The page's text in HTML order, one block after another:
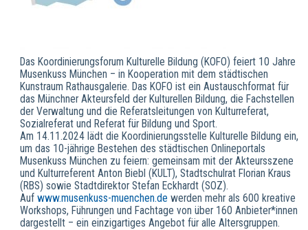
Das Koordinierungsforum Kulturelle Bildung (KOFO) feiert 10 Jahre
Musenkuss München – in Kooperation mit dem städtischen
Kunstraum Rathausgalerie. Das KOFO ist ein Austauschformat für
das Münchner Akteursfeld der Kulturellen Bildung, die Fachstellen
der Verwaltung und die Referatsleitungen von Kulturreferat,
Sozialreferat und Referat für Bildung und Sport.
Am 14.11.2024 lädt die Koordinierungsstelle Kulturelle Bildung ein,
um das 10-jährige Bestehen des städtischen Onlineportals
Musenkuss München zu feiern: gemeinsam mit der Akteursszene
und Kulturreferent Anton Biebl (KULT), Stadtschulrat Florian Kraus
(RBS) sowie Stadtdirektor Stefan Eckhardt (SOZ).
Auf www.musenkuss-muenchen.de werden mehr als 600 kreative
Workshops, Führungen und Fachtage von über 160 Anbieter*innen
dargestellt – ein einzigartiges Angebot für alle Altersgruppen.